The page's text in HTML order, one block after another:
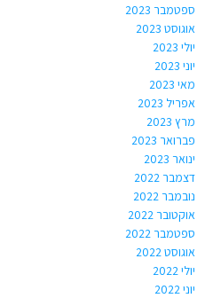
ספטמבר 2023
אוגוסט 2023
יולי 2023
יוני 2023
מאי 2023
אפריל 2023
מרץ 2023
פברואר 2023
ינואר 2023
דצמבר 2022
נובמבר 2022
אוקטובר 2022
ספטמבר 2022
אוגוסט 2022
יולי 2022
יוני 2022